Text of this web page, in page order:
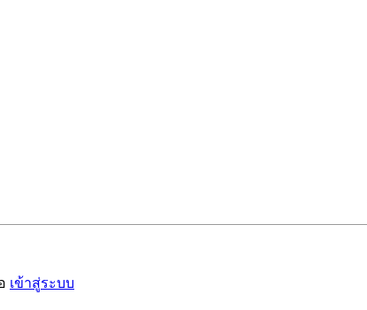
เข้าสู่ระบบ